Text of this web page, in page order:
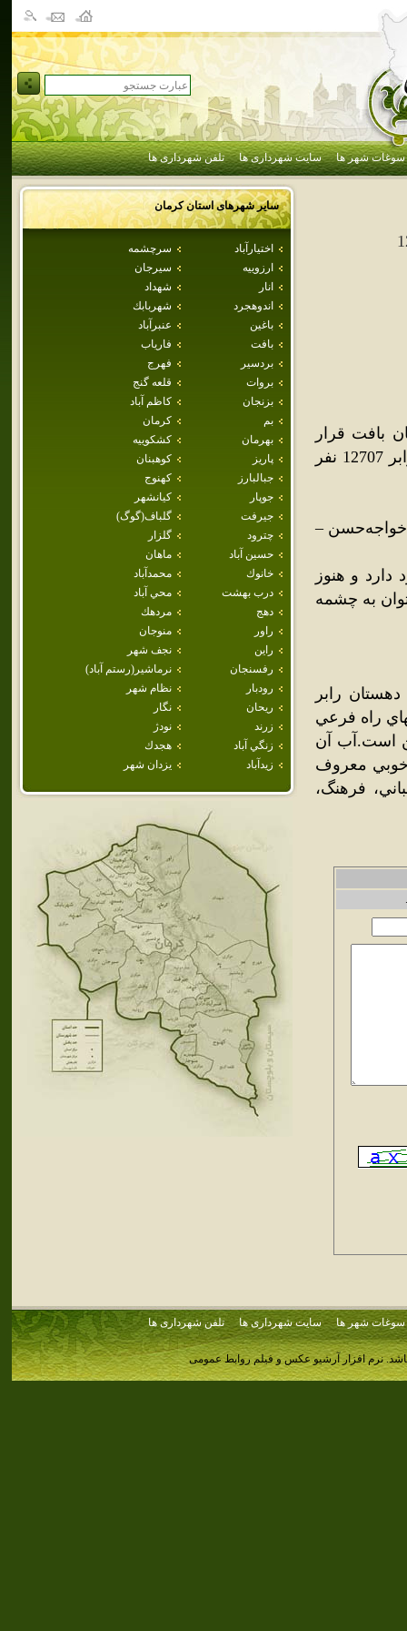
سوغات شهر ها سایت شهرداری ها تلفن شهرداری ها
سایر شهرهای استانكرمان
اختيارآباد
سرچشمه
ارزوييه
سيرجان
انار
شهداد
اندوهجرد
شهربابك
باغين
عنبرآباد
بافت
فارياب
بردسير
فهرج
بروات
قلعه گنج
بزنجان
كاظم آباد
بم
كرمان
بهرمان
كشكوييه
پاريز
كوهبنان
جبالبارز
كهنوج
جوپار
كيانشهر
جيرفت
گلباف(گوگ)
چترود
گلزار
حسين آباد
ماهان
خانوك
محمدآباد
درب بهشت
محي آباد
دهج
مردهك
راور
منوجان
راين
نجف شهر
رفسنجان
نرماشير(رستم آباد)
رودبار
نظام شهر
ريحان
نگار
زرند
نودژ
زنگي آباد
هجدك
زيدآباد
يزدان شهر
بافت قرار
گرفته و بنا بر سرشماري سال 1385 مرکز آمار ايران، جمعيت آن برابر 12707 نفر
باغ خواجه‌حسن –
وجود دارد و هنوز
به چشمه
دهستان رابر
بافت، انتهاي راه فرعي
است کوهستاني و سردسير و سکنه آن 3314 تن است.آب آن
خوبي معروف
فرهنگ،
سوغات شهر ها سایت شهرداری ها تلفن شهرداری ها
نرم افزار آرشیو عکس و فیلم روابط عمومی